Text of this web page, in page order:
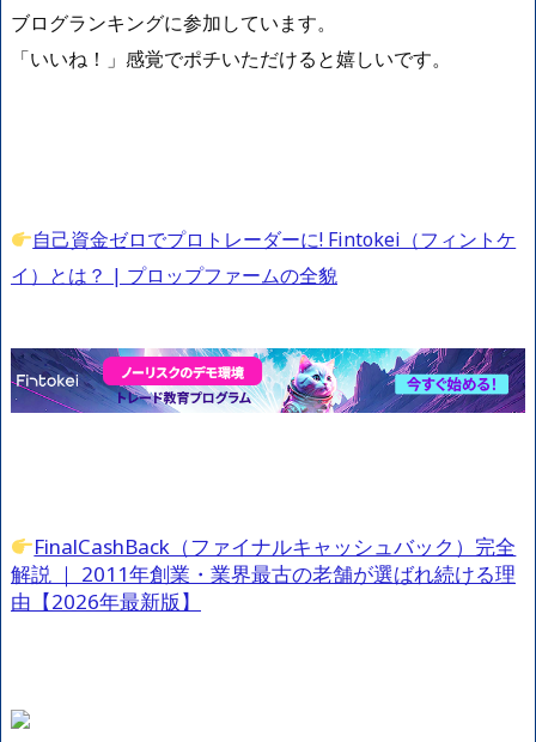
ブログランキングに参加しています。
「いいね！」感覚でポチいただけると嬉しいです。
自己資金ゼロでプロトレーダーに! Fintokei（フィントケ
イ）とは？ | プロップファームの全貌
FinalCashBack（ファイナルキャッシュバック）完全
解説 ｜ 2011年創業・業界最古の老舗が選ばれ続ける理
由【2026年最新版】